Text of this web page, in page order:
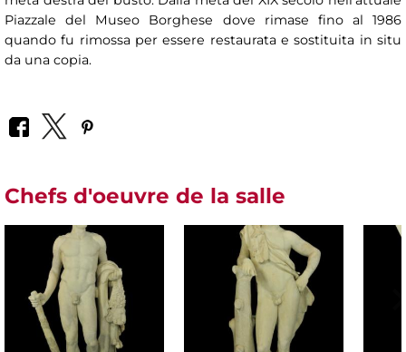
Piazzale del Museo Borghese dove rimase fino al 1986
quando fu rimossa per essere restaurata e sostituita in situ
da una copia.
Chefs d'oeuvre de la salle